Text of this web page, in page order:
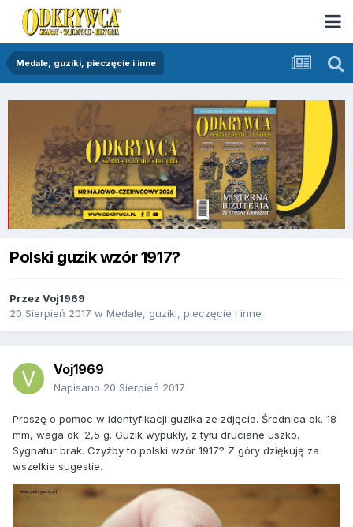
Medale, guziki, pieczęcie i inne
Polski guzik wzór 1917?
Przez Voj1969
20 Sierpień 2017 w Medale, guziki, pieczęcie i inne
Voj1969
Napisano 20 Sierpień 2017
Proszę o pomoc w identyfikacji guzika ze zdjęcia. Średnica ok. 18
mm, waga ok. 2,5 g. Guzik wypukły, z tyłu druciane uszko.
Sygnatur brak. Czyżby to polski wzór 1917? Z góry dziękuję za
wszelkie sugestie.